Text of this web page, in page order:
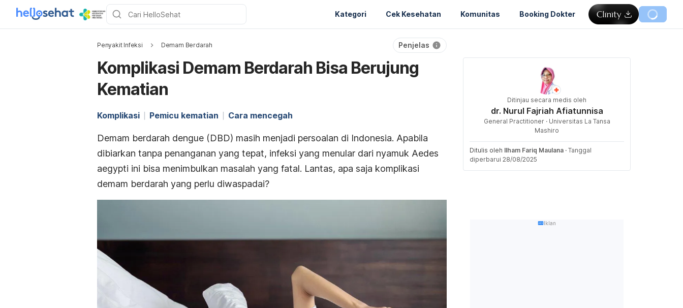
Kategori Cek Kesehatan Komunitas Booking Dokter
Penyakit Infeksi Demam Berdarah Penjelas
Komplikasi Demam Berdarah Bisa Berujung
Kematian
Komplikasi Pemicu kematian Cara mencegah
Demam berdarah dengue (DBD) masih menjadi persoalan di Indonesia. Apabila
dibiarkan tanpa penanganan yang tepat, infeksi yang menular dari nyamuk Aedes
aegypti ini bisa menimbulkan masalah yang fatal. Lantas, apa saja komplikasi
demam berdarah yang perlu diwaspadai?
Ditinjau secara medis oleh
dr. Nurul Fajriah Afiatunnisa
General Practitioner · Universitas La Tansa
Mashiro
Ditulis oleh Ilham Fariq Maulana · Tanggal
diperbarui 28/08/2025
Iklan